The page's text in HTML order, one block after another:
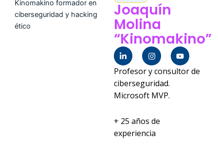
Joaquín
Molina
“Kinomakino”
L
i
n
k
e
d
i
i
I
n
s
t
a
g
r
Y
o
u
t
Profesor y consultor de
ciberseguridad.
Microsoft MVP.
+ 25 años de
experiencia